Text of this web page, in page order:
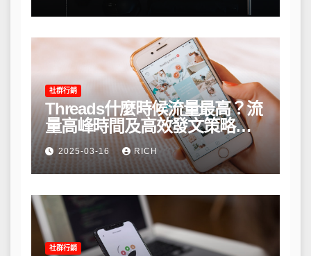
社群行銷
Threads什麼時候流量最高？流
量高峰時間及高效發文策略攻
略2025-03-16 RICH
社群行銷